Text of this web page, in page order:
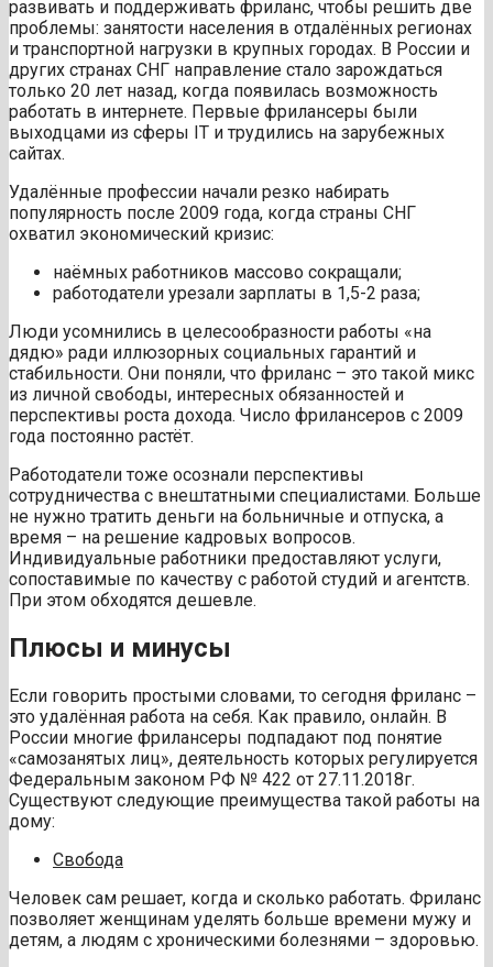
развивать и поддерживать фриланс, чтобы решить две
проблемы: занятости населения в отдалённых регионах
и транспортной нагрузки в крупных городах. В России и
других странах СНГ направление стало зарождаться
только 20 лет назад, когда появилась возможность
работать в интернете. Первые фрилансеры были
выходцами из сферы IT и трудились на зарубежных
сайтах.
Удалённые профессии начали резко набирать
популярность после 2009 года, когда страны СНГ
охватил экономический кризис:
наёмных работников массово сокращали;
работодатели урезали зарплаты в 1,5-2 раза;
Люди усомнились в целесообразности работы «на
дядю» ради иллюзорных социальных гарантий и
стабильности. Они поняли, что фриланс – это такой микс
из личной свободы, интересных обязанностей и
перспективы роста дохода. Число фрилансеров с 2009
года постоянно растёт.
Работодатели тоже осознали перспективы
сотрудничества с внештатными специалистами. Больше
не нужно тратить деньги на больничные и отпуска, а
время – на решение кадровых вопросов.
Индивидуальные работники предоставляют услуги,
сопоставимые по качеству с работой студий и агентств.
При этом обходятся дешевле.
Плюсы и минусы
Если говорить простыми словами, то сегодня фриланс –
это удалённая работа на себя. Как правило, онлайн. В
России многие фрилансеры подпадают под понятие
«самозанятых лиц», деятельность которых регулируется
Федеральным законом РФ № 422 от 27.11.2018г.
Существуют следующие преимущества такой работы на
дому:
Свобода
Человек сам решает, когда и сколько работать. Фриланс
позволяет женщинам уделять больше времени мужу и
детям, а людям с хроническими болезнями – здоровью.